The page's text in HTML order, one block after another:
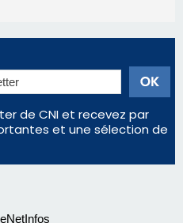
de CNI et recevez par
et une sélection de